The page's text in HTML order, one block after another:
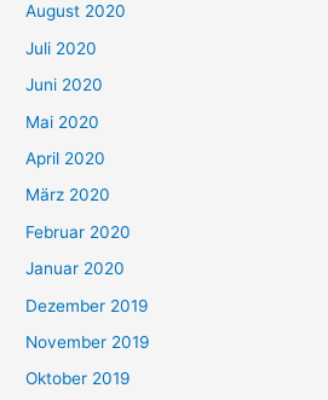
August 2020
Juli 2020
Juni 2020
Mai 2020
April 2020
März 2020
Februar 2020
Januar 2020
Dezember 2019
November 2019
Oktober 2019